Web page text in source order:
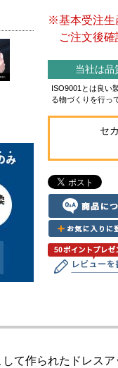
※基本受注生
ご注文後確
当社は品
ISO9001とは良い
る物づくりを行っ
セ
て作られたドレス